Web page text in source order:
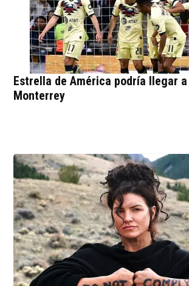
Estrella de América podría llegar a
Monterrey